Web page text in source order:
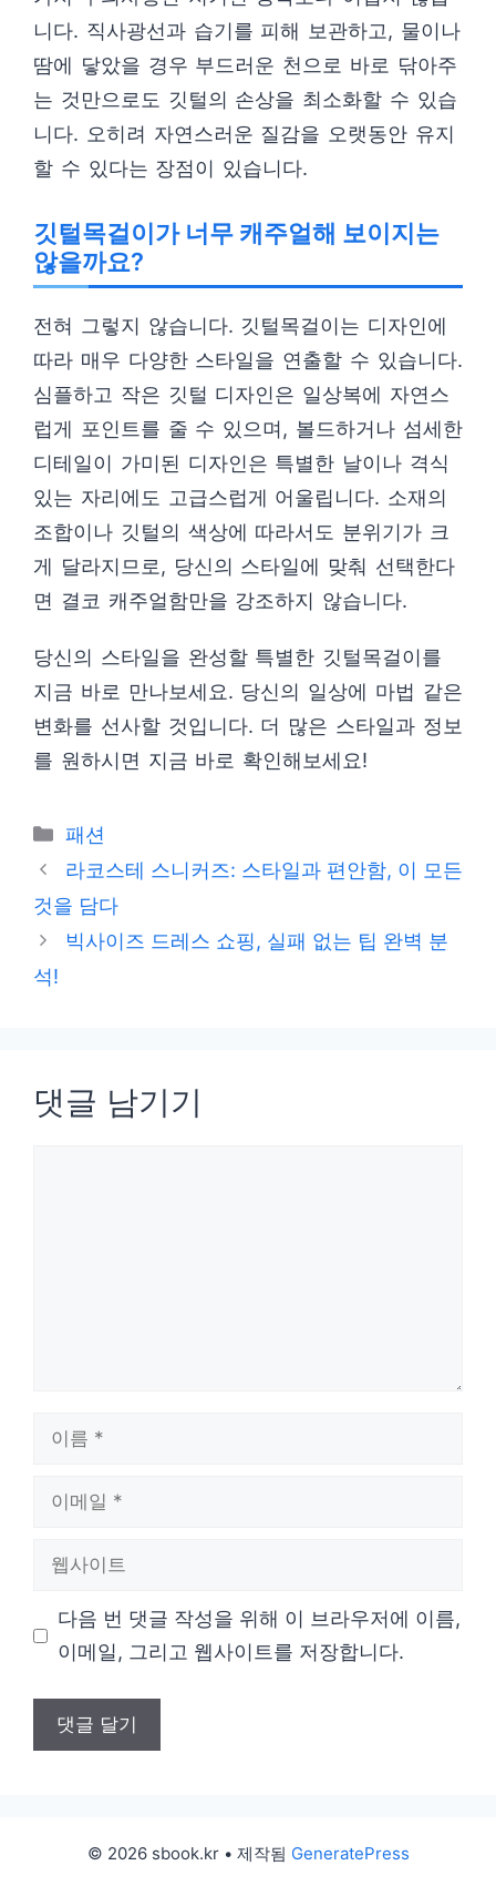
니다. 직사광선과 습기를 피해 보관하고, 물이나
땀에 닿았을 경우 부드러운 천으로 바로 닦아주
는 것만으로도 깃털의 손상을 최소화할 수 있습
니다. 오히려 자연스러운 질감을 오랫동안 유지
할 수 있다는 장점이 있습니다.
깃털목걸이가 너무 캐주얼해 보이지는
않을까요?
전혀 그렇지 않습니다. 깃털목걸이는 디자인에
따라 매우 다양한 스타일을 연출할 수 있습니다.
심플하고 작은 깃털 디자인은 일상복에 자연스
럽게 포인트를 줄 수 있으며, 볼드하거나 섬세한
디테일이 가미된 디자인은 특별한 날이나 격식
있는 자리에도 고급스럽게 어울립니다. 소재의
조합이나 깃털의 색상에 따라서도 분위기가 크
게 달라지므로, 당신의 스타일에 맞춰 선택한다
면 결코 캐주얼함만을 강조하지 않습니다.
당신의 스타일을 완성할 특별한 깃털목걸이를
지금 바로 만나보세요. 당신의 일상에 마법 같은
변화를 선사할 것입니다. 더 많은 스타일과 정보
를 원하시면 지금 바로 확인해보세요!
카
테
리
패션
라코스테 스니커즈: 스타일과 편안함, 이 모든
것을 담다
빅사이즈 드레스 쇼핑, 실패 없는 팁 완벽 분
석!
댓글 남기기
다음 번 댓글 작성을 위해 이 브라우저에 이름,
이메일, 그리고 웹사이트를 저장합니다.
© 2026 sbook.kr• 제작됨 GeneratePress